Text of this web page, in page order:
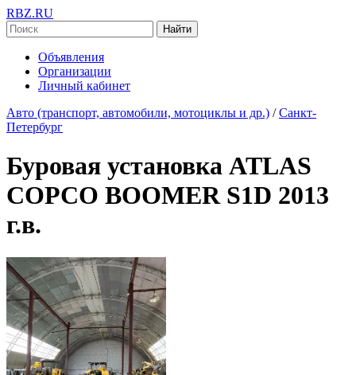
RBZ.RU
Найти
Объявления
Организации
Личный кабинет
Авто (транспорт, автомобили, мотоциклы и др.) / Санкт-
Петербург
Буровая установка ATLAS
COPCO BOOMER S1D 2013
г.в.